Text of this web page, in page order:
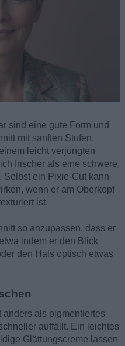
sind eine gute Form und
mit sanften Stufen,
leicht verjüngten
frischer als eine schwere,
Selbst ein Pixie-Cut kann
wenn er am Oberkopf
ist.
so anzupassen, dass er
indem er den Blick
den Hals optisch etwas
anders als pigmentiertes
auffällt. Ein leichtes
Glättungscreme lassen